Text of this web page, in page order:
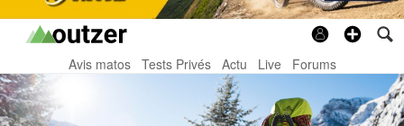
Avis matos Tests Privés Actu Live Forums